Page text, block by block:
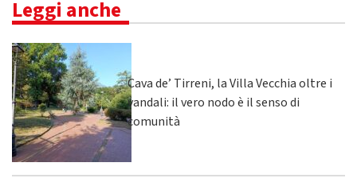
Leggi anche
Cava de’ Tirreni, la Villa Vecchia oltre i
vandali: il vero nodo è il senso di
comunità